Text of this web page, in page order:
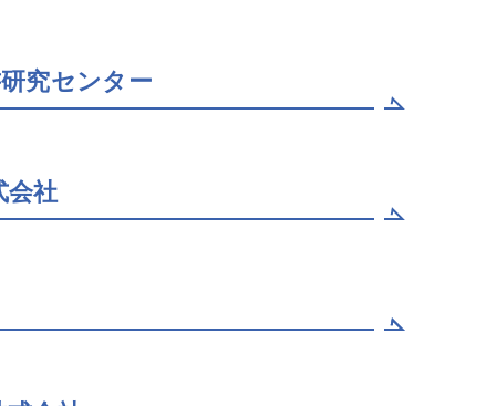
究センター
会社